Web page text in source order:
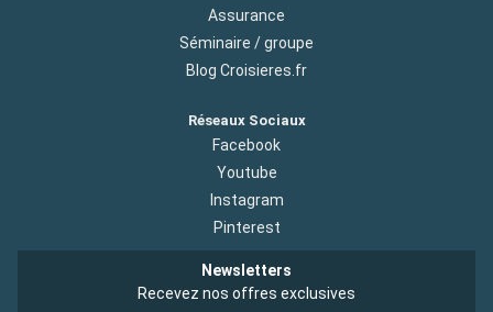
Assurance
Séminaire / groupe
Blog Croisieres.fr
Réseaux Sociaux
Facebook
Youtube
Instagram
Pinterest
Newsletters
Recevez nos offres exclusives